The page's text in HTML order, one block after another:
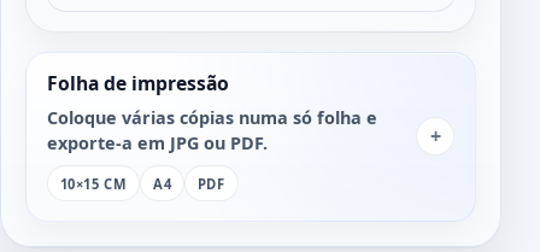
Folha de impressão
Coloque várias cópias numa só folha e
exporte-a em JPG ou PDF.
10×15 CM A4 PDF
+